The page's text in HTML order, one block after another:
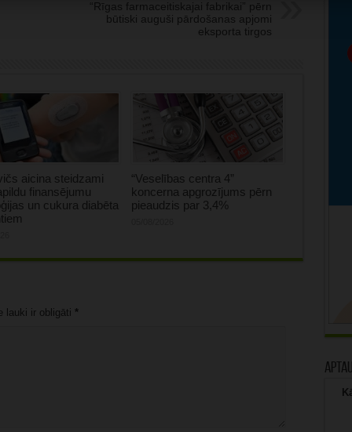
“Rīgas farmaceitiskajai fabrikai” pērn
būtiski auguši pārdošanas apjomi
eksporta tirgos
aicina steidzami
finansējumu
un cukura diabēta
“Veselības centra 4”
koncerna apgrozījums pērn
pieaudzis par 3,4%
lauki ir obligāti *